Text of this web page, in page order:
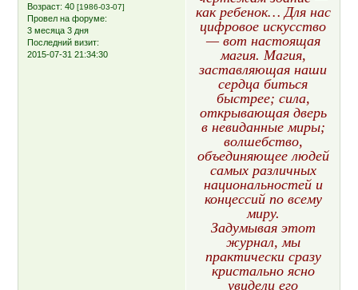
Возраст: 40[1986-03-07]
Провел на форуме:
3 месяца 3 дня
Последний визит:
2015-07-31 21:34:30
как ребенок… Для нас
цифровое искусство
— вот настоящая
магия. Магия,
заставляющая наши
сердца биться
быстрее; сила,
открывающая дверь
в невиданные миры;
волшебство,
объединяющее людей
самых различных
национальностей и
концессий по всему
миру.
Задумывая этот
журнал, мы
практически сразу
кристально ясно
увидели его